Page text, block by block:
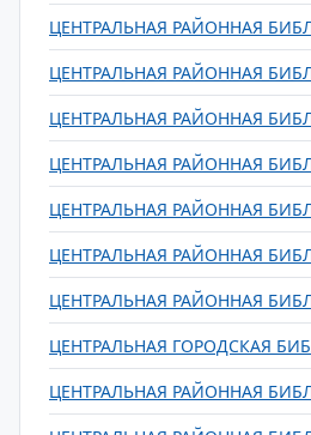
ЦЕНТРАЛЬНАЯ РАЙОННАЯ
ЦЕНТРАЛЬНАЯ РАЙОННАЯ
ЦЕНТРАЛЬНАЯ РАЙОННАЯ
ЦЕНТРАЛЬНАЯ РАЙОННАЯ
ЦЕНТРАЛЬНАЯ РАЙОННАЯ
ЦЕНТРАЛЬНАЯ РАЙОННАЯ
ЦЕНТРАЛЬНАЯ РАЙОННАЯ
ЦЕНТРАЛЬНАЯ ГОРОДСКАЯ
ЦЕНТРАЛЬНАЯ РАЙОННАЯ